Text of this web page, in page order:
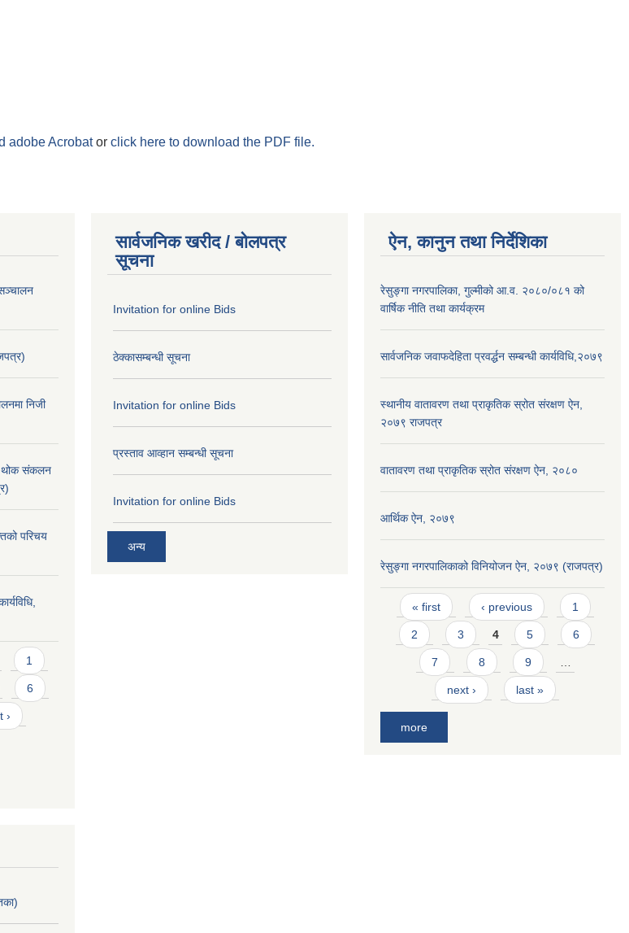
adobe Acrobator click here to download the PDF file.
निजी
थोक संकलन
परिचय
1
6
›
सार्वजनिक खरीद / बोलपत्र
सूचना
Invitation for online Bids
ठेक्कासम्बन्धी सूचना
Invitation for online Bids
प्रस्ताव आव्हान सम्बन्धी सूचना
Invitation for online Bids
अन्य
ऐन, कानुन तथा निर्देशिका
रेसुङ्गा नगरपालिका, गुल्मीको आ.व. २०८०/०८१ को
वार्षिक नीति तथा कार्यक्रम
सार्वजनिक जवाफदेहिता प्रवर्द्धन सम्बन्धी कार्यविधि,२०७९
स्थानीय वातावरण तथा प्राकृतिक स्रोत संरक्षण ऐन,
२०७९ राजपत्र
वातावरण तथा प्राकृतिक स्रोत संरक्षण ऐन, २०८०
आर्थिक ऐन, २०७९
रेसुङ्गा नगरपालिकाको विनियोजन ऐन, २०७९ (राजपत्र)
Pages
« first ‹ previous 1
2 3 4 5 6
7 8 9
next › last »
more